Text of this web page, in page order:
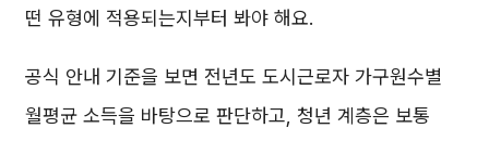
떤 유형에 적용되는지부터 봐야 해요.
공식 안내 기준을 보면 전년도 도시근로자 가구원수별
월평균 소득을 바탕으로 판단하고, 청년 계층은 보통